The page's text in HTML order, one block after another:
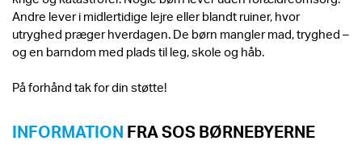
Andre lever i midlertidige lejre eller blandt ruiner, hvor
utryghed præger hverdagen. De børn mangler mad, tryghed –
og en barndom med plads til leg, skole og håb.
På forhånd tak for din støtte!
INFORMATION FRA SOS BØRNEBYERNE